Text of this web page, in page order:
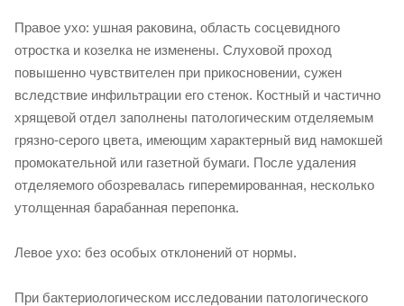
Правое ухо: ушная раковина, область сосцевидного
отростка и козелка не изменены. Слуховой проход
повышенно чувствителен при прикосновении, сужен
вследствие инфильтрации его стенок. Костный и частично
хрящевой отдел заполнены патологическим отделяемым
грязно-серого цвета, имеющим характерный вид намокшей
промокательной или газетной бумаги. После удаления
отделяемого обозревалась гиперемированная, несколько
утолщенная барабанная перепонка.
Левое ухо: без особых отклонений от нормы.
При бактериологическом исследовании патологического